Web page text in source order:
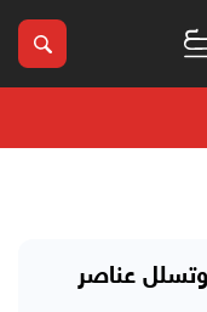
وتسلل عناصر